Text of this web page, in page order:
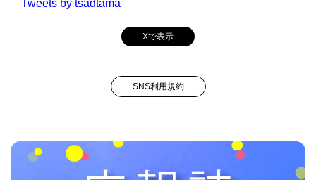
Tweets by tsadtama
Xで表示
SNS利用規約